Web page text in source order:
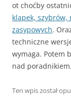
ot choćby
klapek, szybrów,
zasypowych.
techniczne
wymaga. Potem
nad poradnikiem.
Ten wpis został